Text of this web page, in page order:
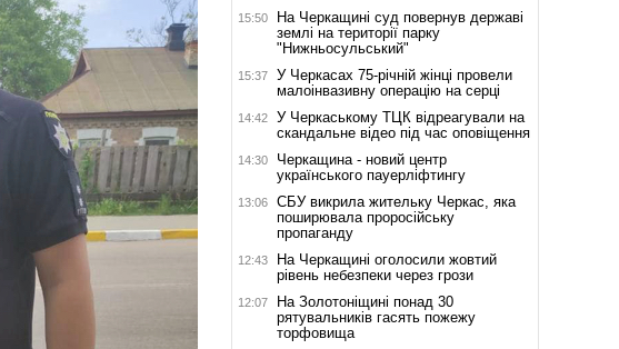
15:50
На Черкащині суд повернув державі
землі на території парку
"Нижньосульський"
15:37
У Черкасах 75-річній жінці провели
малоінвазивну операцію на серці
14:42
У Черкаському ТЦК відреагували на
скандальне відео під час оповіщення
14:30
Черкащина - новий центр
українського пауерліфтингу
13:06
СБУ викрила жительку Черкас, яка
поширювала проросійську
пропаганду
12:43
На Черкащині оголосили жовтий
рівень небезпеки через грози
12:07
На Золотоніщині понад 30
рятувальників гасять пожежу
торфовища